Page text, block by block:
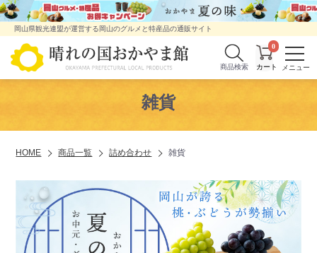
岡山県観光連盟が運営する岡山のグルメと特産品の通販サイト
商品検索
0
雑貨
HOME 商品一覧 詰め合わせ 雑貨